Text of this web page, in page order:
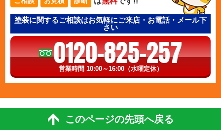
塗装に関するご相談はお気軽にご来店・お電話・メール下
さい
0120-825-257
営業時間 10:00～16:00（水曜定休）
このページの先頭へ戻る